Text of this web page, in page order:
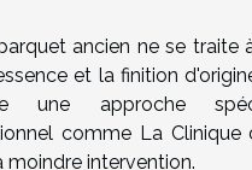
ancien ne se traite
et la finition
une approche
comme La Clinique
moindre intervention.